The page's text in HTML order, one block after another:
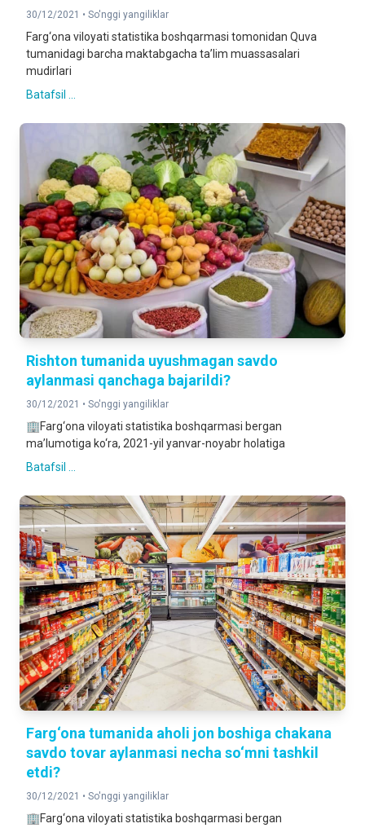
30/12/2021 • So'nggi yangiliklar
Farg‘ona viloyati statistika boshqarmasi tomonidan Quva
tumanidagi barcha maktabgacha ta’lim muassasalari
mudirlari
Batafsil ...
Rishton tumanida uyushmagan savdo
aylanmasi qanchaga bajarildi?
30/12/2021 • So'nggi yangiliklar
🏢Farg‘ona viloyati statistika boshqarmasi bergan
ma’lumotiga ko‘ra, 2021-yil yanvar-noyabr holatiga
Batafsil ...
Farg‘ona tumanida aholi jon boshiga chakana
savdo tovar aylanmasi necha so‘mni tashkil
etdi?
30/12/2021 • So'nggi yangiliklar
🏢Farg‘ona viloyati statistika boshqarmasi bergan